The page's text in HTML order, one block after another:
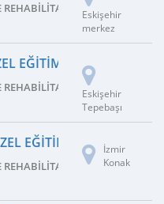
MERKEZI
Eskişehir
merkez
EĞITIM VE
MERKEZI
Eskişehir
Tepebaşı
EĞITIM VE
REHABILITASYON MERKEZI
İzmir
Konak